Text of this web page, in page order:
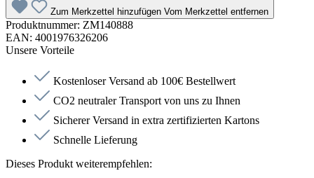
Zum Merkzettel hinzufügen Vom Merkzettel entfernen
Produktnummer: ZM140888
EAN: 4001976326206
Unsere Vorteile
Kostenloser Versand ab 100€ Bestellwert
CO2 neutraler Transport von uns zu Ihnen
Sicherer Versand in extra zertifizierten Kartons
Schnelle Lieferung
Dieses Produkt weiterempfehlen: